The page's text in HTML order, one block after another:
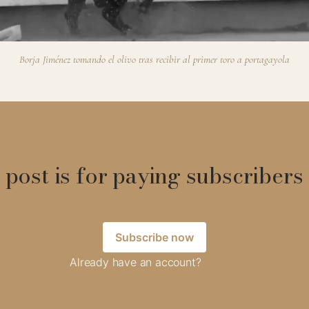
Borja Jiménez tomando el olivo tras recibir al primer toro a portagayola
is for paying
Subscribe now
Already have an account?